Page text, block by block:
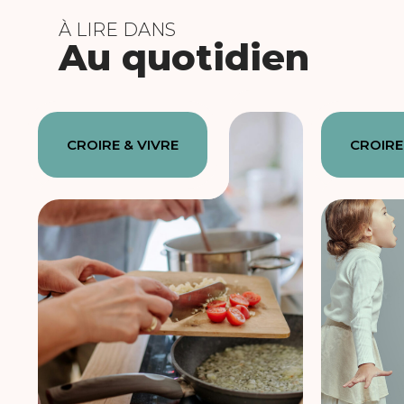
À LIRE DANS
Au quotidien
CROIRE & VIVRE